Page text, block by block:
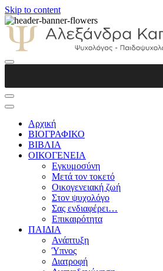
Skip to content
Παιδοψυχολόγος
Αρχική
ΒΙΟΓΡΑΦΙΚΟ
ΒΙΒΛΙΑ
ΟΙΚΟΓΕΝΕΙΑ
Εγκυμοσύνη
Μετά τον τοκετό
Οικογενειακή ζωή
Στον ψυχολόγο
Σας ενδιαφέρει…
Επικαιρότητα
ΠΑΙΔΙΑ
Ανάπτυξη
Ύπνος
Διατροφή